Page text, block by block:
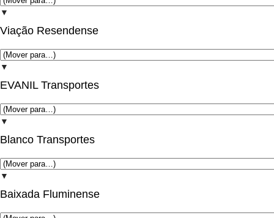
▼
Viação Resendense
▼
EVANIL Transportes
▼
Blanco Transportes
▼
Baixada Fluminense